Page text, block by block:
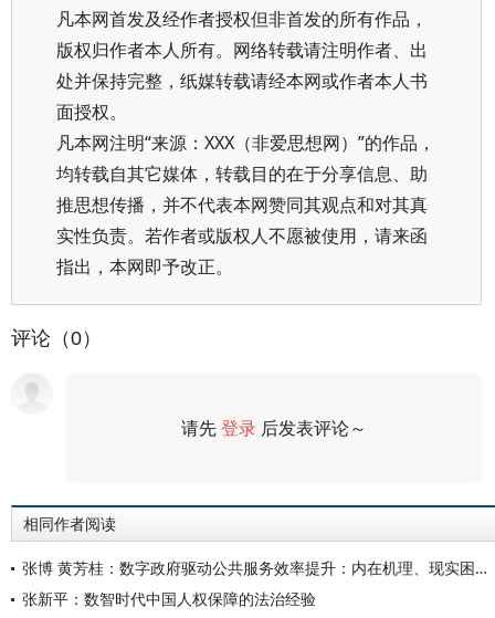
凡本网首发及经作者授权但非首发的所有作品，
版权归作者本人所有。网络转载请注明作者、出
处并保持完整，纸媒转载请经本网或作者本人书
面授权。
凡本网注明“来源：XXX（非爱思想网）”的作品，
均转载自其它媒体，转载目的在于分享信息、助
推思想传播，并不代表本网赞同其观点和对其真
实性负责。若作者或版权人不愿被使用，请来函
指出，本网即予改正。
评论（0）
请先登录 后发表评论～
相同作者阅读
张博 黄芳桂：数字政府驱动公共服务效率提升：内在机理、现实困境与实践进路
张新平：数智时代中国人权保障的法治经验